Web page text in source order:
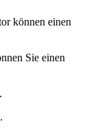
können einen
Sie einen
.
.